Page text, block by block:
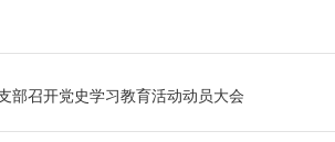
部召开党史学习教育活动动员大会